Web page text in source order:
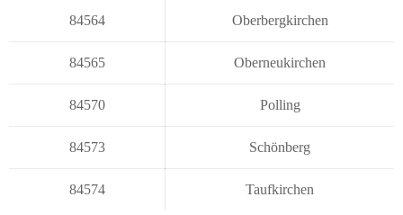
84564 Oberbergkirchen
84565 Oberneukirchen
84570 Polling
84573 Schönberg
84574 Taufkirchen